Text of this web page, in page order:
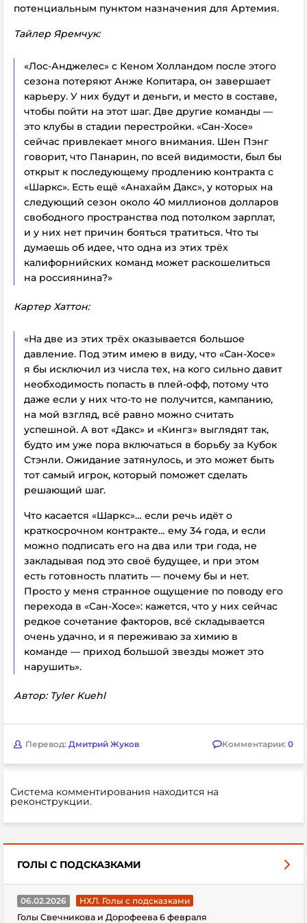
потенциальным пунктом назначения для Артемия.
Тайлер Яремчук:
«Лос-Анджелес» с Кеном Холландом после этого
сезона потеряют Анже Копитара, он завершает
карьеру. У них будут и деньги, и место в составе,
чтобы пойти на этот шаг. Две другие команды —
это клубы в стадии перестройки. «Сан-Хосе»
сейчас привлекает много внимания. Шен Пэнг
говорит, что Панарин, по всей видимости, был бы
открыт к последующему продлению контракта с
«Шаркс». Есть ещё «Анахайм Дакс», у которых на
следующий сезон около 40 миллионов долларов
свободного пространства под потолком зарплат,
и у них нет причин бояться тратиться. Что ты
думаешь об идее, что одна из этих трёх
калифорнийских команд может раскошелиться
на россиянина?»
Картер Хаттон:
«На две из этих трёх оказывается большое
давление. Под этим имею в виду, что «Сан-Хосе»
я бы исключил из числа тех, на кого сильно давит
необходимость попасть в плей-офф, потому что
даже если у них что-то не получится, кампанию,
на мой взгляд, всё равно можно считать
успешной. А вот «Дакс» и «Кингз» выглядят так,
будто им уже пора включаться в борьбу за Кубок
Стэнли. Ожидание затянулось, и это может быть
тот самый игрок, который поможет сделать
решающий шаг.
Что касается «Шаркс»… если речь идёт о
краткосрочном контракте… ему 34 года, и если
можно подписать его на два или три года, не
закладывая под это своё будущее, и при этом
есть готовность платить — почему бы и нет.
Просто у меня странное ощущение по поводу его
перехода в «Сан-Хосе»: кажется, что у них сейчас
редкое сочетание факторов, всё складывается
очень удачно, и я переживаю за химию в
команде — приход большой звезды может это
нарушить».
Автор: Tyler Kuehl
Перевод: Дмитрий Жуков Комментарии: 0
Система комментирования находится на
реконструкции.
ГОЛЫ С ПОДСКАЗКАМИ
06.02.2026
НХЛ. Голы с подсказками
Голы Свечникова и Дорофеева 6 февраля